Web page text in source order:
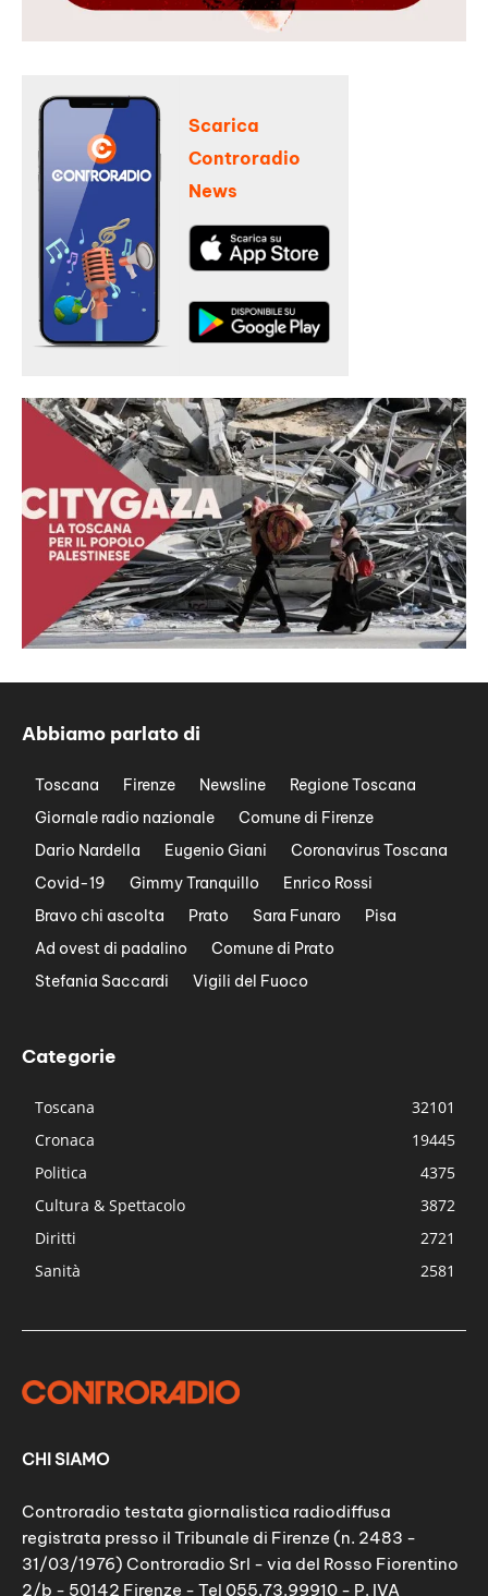
Scarica
Controradio
News
Abbiamo parlato di
Toscana Firenze Newsline
Regione Toscana
Giornale radio nazionale
Comune di Firenze
Dario Nardella
Eugenio Giani
Coronavirus Toscana
Covid-19
Gimmy Tranquillo
Enrico Rossi
Bravo chi ascolta
Prato Sara Funaro
Pisa
Ad ovest di padalino
Comune di Prato
Stefania Saccardi
Vigili del Fuoco
Categorie
Toscana
32101
Cronaca
19445
Politica
4375
Cultura & Spettacolo
3872
Diritti
2721
Sanità
2581
CHI SIAMO
Controradio testata giornalistica radiodiffusa
registrata presso il Tribunale di Firenze (n. 2483 -
31/03/1976) Controradio Srl - via del Rosso Fiorentino
2/b - 50142 Firenze - Tel 055.73.99910 - P. IVA